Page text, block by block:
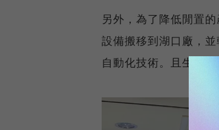
另外，為了降低閒置
設備搬移到湖口廠，
自動化技術。且生產